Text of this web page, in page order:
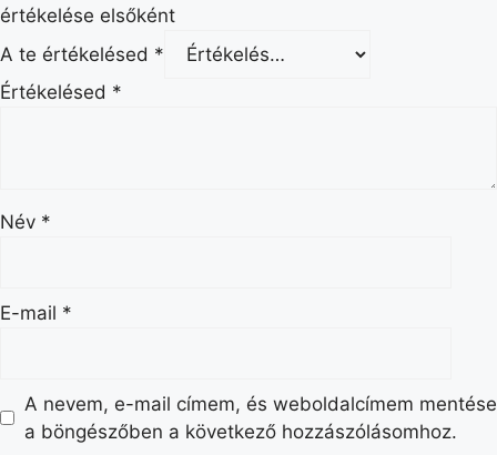
értékelése elsőként
A te értékelésed *
Értékelésed *
Név *
E-mail *
A nevem, e-mail címem, és weboldalcímem mentése
a böngészőben a következő hozzászólásomhoz.